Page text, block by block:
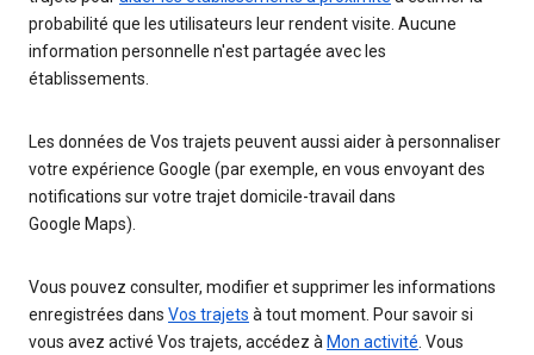
probabilité que les utilisateurs leur rendent visite. Aucune
information personnelle n'est partagée avec les
établissements.
Les données de Vos trajets peuvent aussi aider à personnaliser
votre expérience Google (par exemple, en vous envoyant des
notifications sur votre trajet domicile-travail dans
Google Maps).
Vous pouvez consulter, modifier et supprimer les informations
enregistrées dans Vos trajets à tout moment. Pour savoir si
vous avez activé Vos trajets, accédez à Mon activité. Vous